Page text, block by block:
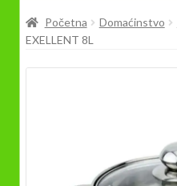
Prodavnica
Početna Domaćinstvo
EXELLENT 8L